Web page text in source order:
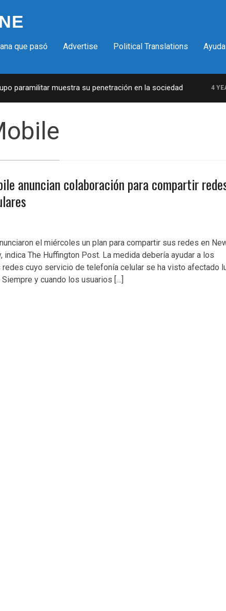
que pasó Advertise Political Translations Ayuda
paramilitar muestra su penetración en la sociedad 4
anuncian colaboración para compartir
el miércoles un plan para compartir sus redes en
indica The Huffington Post. La medida debería ayudar a los
cuyo servicio de telefonía celular se ha visto afectado
Siempre y cuando los usuarios […]